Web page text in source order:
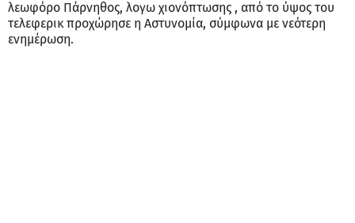
λεωφόρο Πάρνηθος, λογω χιονόπτωσης , από το ύψος του
τελεφερικ προχώρησε η Αστυνομία, σύμφωνα με νεότερη
ενημέρωση.